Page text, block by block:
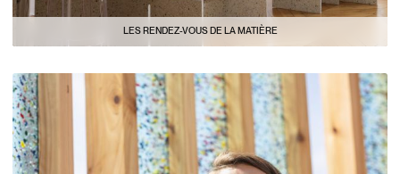
LES RENDEZ-VOUS DE LA MATIÈRE